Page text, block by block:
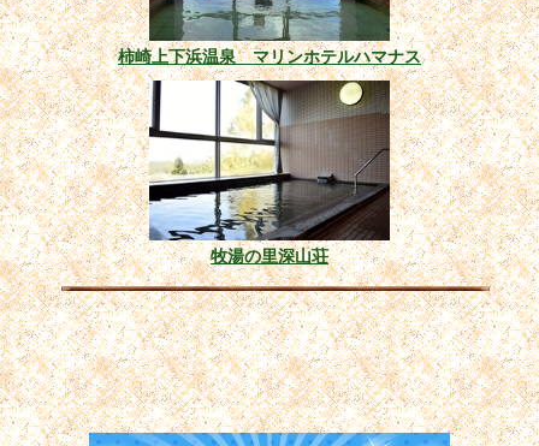
柿崎上下浜温泉 マリンホテルハマナス
牧湯の里深山荘